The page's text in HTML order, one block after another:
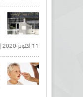
11 أكتوبر 2020 |